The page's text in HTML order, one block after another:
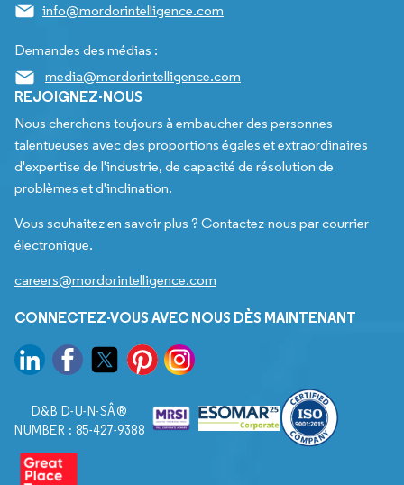
info@mordorintelligence.com
Demandes des médias :
media@mordorintelligence.com
REJOIGNEZ-NOUS
Nous cherchons toujours à embaucher des personnes
talentueuses avec des proportions égales et extraordinaires
d'expertise de l'industrie, de capacité de résolution de
problèmes et d'inclination.
Vous souhaitez en savoir plus ? Contactez-nous par courrier
électronique.
careers@mordorintelligence.com
CONNECTEZ-VOUS AVEC NOUS DÈS MAINTENANT
D&B D-U-N-SÂ®
NUMBER : 85-427-9388